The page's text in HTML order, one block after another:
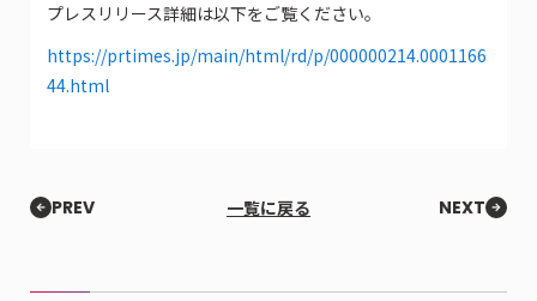
プレスリリース詳細は以下をご覧ください。
https://prtimes.jp/main/html/rd/p/000000214.0001166
44.html
PREV 一覧に戻る NEXT